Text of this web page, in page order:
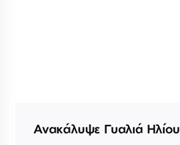
Ανακάλυψε Γυαλιά Ηλίου